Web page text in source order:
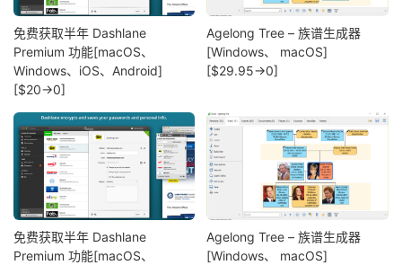
免费获取半年 Dashlane
Premium 功能[macOS、
Windows、iOS、Android]
[$20→0]
Agelong Tree – 族谱生成器
[Windows、 macOS]
[$29.95→0]
免费获取半年 Dashlane
Premium 功能[macOS、
Agelong Tree – 族谱生成器
[Windows、 macOS]